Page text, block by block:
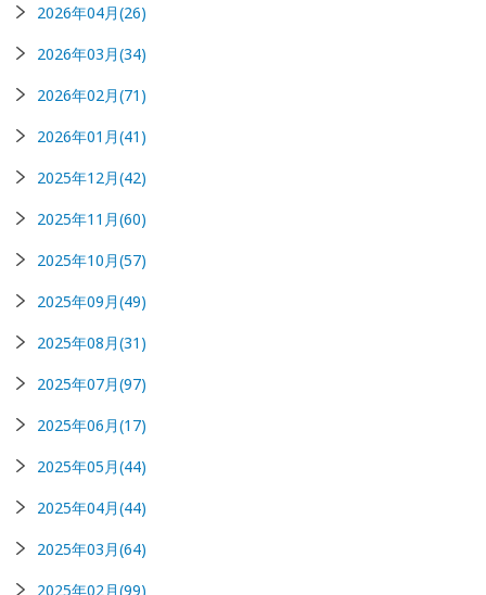
2026年04月(26)
2026年03月(34)
2026年02月(71)
2026年01月(41)
2025年12月(42)
2025年11月(60)
2025年10月(57)
2025年09月(49)
2025年08月(31)
2025年07月(97)
2025年06月(17)
2025年05月(44)
2025年04月(44)
2025年03月(64)
2025年02月(99)